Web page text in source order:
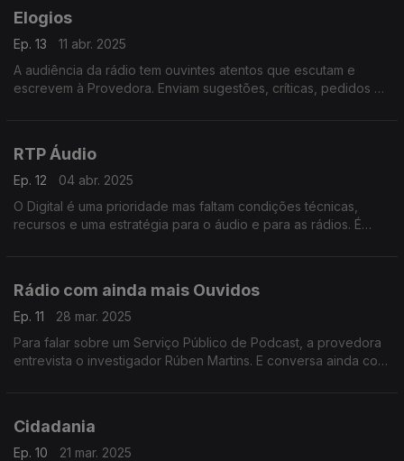
Elogios
Ep. 13
11 abr. 2025
A audiência da rádio tem ouvintes atentos que escutam e
escrevem à Provedora. Enviam sugestões, críticas, pedidos de
RTP Áudio
Ep. 12
04 abr. 2025
O Digital é uma prioridade mas faltam condições técnicas,
recursos e uma estratégia para o áudio e para as rádios. É
Rádio com ainda mais Ouvidos
Ep. 11
28 mar. 2025
Para falar sobre um Serviço Público de Podcast, a provedora
entrevista o investigador Rúben Martins. E conversa ainda com
Cidadania
Ep. 10
21 mar. 2025